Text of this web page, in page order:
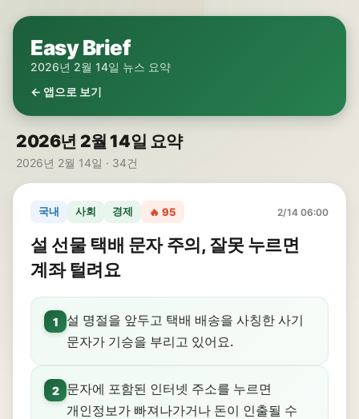
Easy Brief
2026년 2월 14일 뉴스 요약
← 앱으로 보기
2026년 2월 14일 요약
2026년 2월 14일 · 34건
국내 사회 경제 🔥 95 2/14 06:00
설 선물 택배 문자 주의, 잘못 누르면
계좌 털려요
1
설 명절을 앞두고 택배 배송을 사칭한 사기
문자가 기승을 부리고 있어요.
2
문자에 포함된 인터넷 주소를 누르면
개인정보가 빠져나가거나 돈이 인출될 수